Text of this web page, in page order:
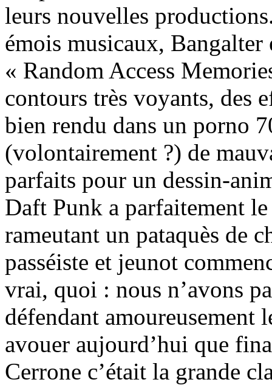
leurs nouvelles
émois musicaux,
« Random Access
contours très voyants, des
bien rendu dans un porno
(volontairement ?) de
parfaits pour un dessin-
Daft Punk a parfaitement
rameutant un pataquès de
passéiste et jeunot
vrai, quoi : nous n’avons
défendant amoureusement
avouer aujourd’hui que
Cerrone c’était la grande